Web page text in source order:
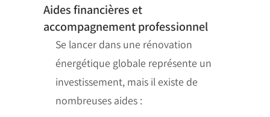
Aides financières et
accompagnement professionnel
Se lancer dans une rénovation
énergétique globale représente un
investissement, mais il existe de
nombreuses aides :